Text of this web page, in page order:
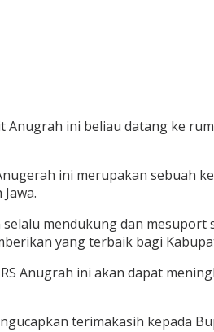
Anugrah ini beliau datang ke
ini merupakan sebuah
mendukung dan
yang terbaik bagi
Anugrah ini akan dapat
terimakasih kepada